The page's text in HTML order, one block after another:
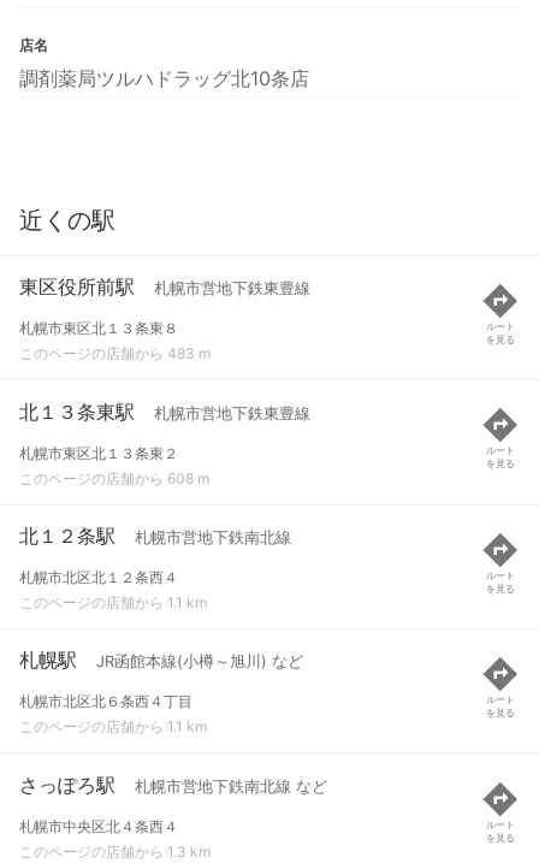
店名
調剤薬局ツルハドラッグ北10条店
近くの駅
東区役所前駅 札幌市営地下鉄東豊線
札幌市東区北１３条東８
このページの店舗から 483 m
ルート
を見る
北１３条東駅 札幌市営地下鉄東豊線
札幌市東区北１３条東２
このページの店舗から 608 m
ルート
を見る
北１２条駅 札幌市営地下鉄南北線
札幌市北区北１２条西４
このページの店舗から 1.1 km
ルート
を見る
札幌駅 JR函館本線(小樽～旭川) など
札幌市北区北６条西４丁目
このページの店舗から 1.1 km
ルート
を見る
さっぽろ駅 札幌市営地下鉄南北線 など
札幌市中央区北４条西４
このページの店舗から 1.3 km
ルート
を見る